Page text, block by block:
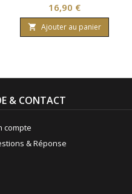
Prix
16,90 €
 Ajouter au panier
& CONTACT
compte
& Réponse